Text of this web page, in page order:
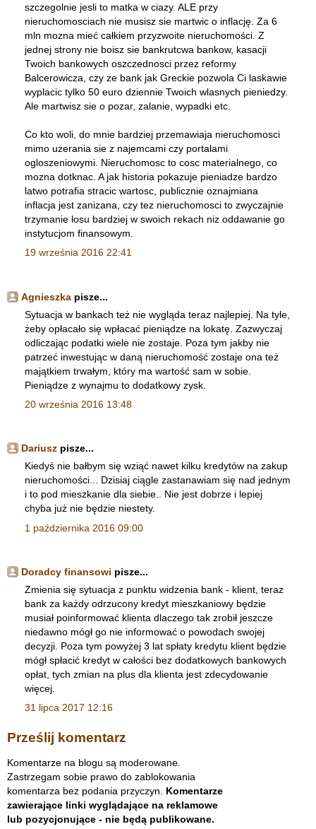
szczegolnie jesli to matka w ciazy. ALE przy
nieruchomosciach nie musisz sie martwic o inflację. Za 6
mln mozna mieć całkiem przyzwoite nieruchomości. Z
jednej strony nie boisz sie bankrutcwa bankow, kasacji
Twoich bankowych oszczednosci przez reformy
Balcerowicza, czy ze bank jak Greckie pozwola Ci laskawie
wyplacic tylko 50 euro dziennie Twoich wlasnych pieniedzy.
Ale martwisz sie o pozar, zalanie, wypadki etc.
Co kto woli, do mnie bardziej przemawiaja nieruchomosci
mimo uzerania sie z najemcami czy portalami
ogloszeniowymi. Nieruchomosc to cosc materialnego, co
mozna dotknac. A jak historia pokazuje pieniadze bardzo
latwo potrafia stracic wartosc, publicznie oznajmiana
inflacja jest zanizana, czy tez nieruchomosci to zwyczajnie
trzymanie losu bardziej w swoich rekach niz oddawanie go
instytucjom finansowym.
19 września 2016 22:41
Agnieszka pisze...
Sytuacja w bankach też nie wygląda teraz najlepiej. Na tyle,
żeby opłacało się wpłacać pieniądze na lokatę. Zazwyczaj
odliczając podatki wiele nie zostaje. Poza tym jakby nie
patrzeć inwestując w daną nieruchomość zostaje ona też
majątkiem trwałym, który ma wartość sam w sobie.
Pieniądze z wynajmu to dodatkowy zysk.
20 września 2016 13:48
Dariusz pisze...
Kiedyś nie bałbym się wziąć nawet kilku kredytów na zakup
nieruchomości... Dzisiaj ciągle zastanawiam się nad jednym
i to pod mieszkanie dla siebie.. Nie jest dobrze i lepiej
chyba już nie będzie niestety.
1 października 2016 09:00
Doradcy finansowi pisze...
Zmienia się sytuacja z punktu widzenia bank - klient, teraz
bank za każdy odrzucony kredyt mieszkaniowy będzie
musiał poinformować klienta dlaczego tak zrobił jeszcze
niedawno mógł go nie informować o powodach swojej
decyzji. Poza tym powyżej 3 lat spłaty kredytu klient będzie
mógł spłacić kredyt w całości bez dodatkowych bankowych
opłat, tych zmian na plus dla klienta jest zdecydowanie
więcej.
31 lipca 2017 12:16
Prześlij komentarz
Komentarze na blogu są moderowane.
Zastrzegam sobie prawo do zablokowania
komentarza bez podania przyczyn. Komentarze
zawierające linki wyglądające na reklamowe
lub pozycjonujące - nie będą publikowane.